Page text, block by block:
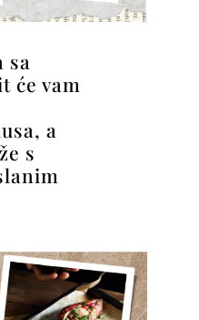
sa
će vam
a
s